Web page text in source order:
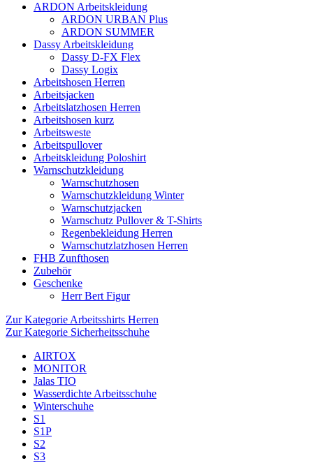
ARDON Arbeitskleidung
ARDON URBAN Plus
ARDON SUMMER
Dassy Arbeitskleidung
Dassy D-FX Flex
Dassy Logix
Arbeitshosen Herren
Arbeitsjacken
Arbeitslatzhosen Herren
Arbeitshosen kurz
Arbeitsweste
Arbeitspullover
Arbeitskleidung Poloshirt
Warnschutzkleidung
Warnschutzhosen
Warnschutzkleidung Winter
Warnschutzjacken
Warnschutz Pullover & T-Shirts
Regenbekleidung Herren
Warnschutzlatzhosen Herren
FHB Zunfthosen
Zubehör
Geschenke
Herr Bert Figur
Zur Kategorie Arbeitsshirts Herren
Zur Kategorie Sicherheitsschuhe
AIRTOX
MONITOR
Jalas TIO
Wasserdichte Arbeitsschuhe
Winterschuhe
S1
S1P
S2
S3